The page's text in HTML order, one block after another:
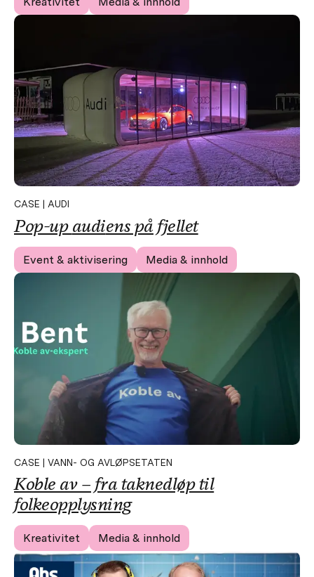
CASE | AUDI
Pop-up audiens på fjellet
Event & aktivisering Media & innhold
CASE | VANN- OG AVLØPSETATEN
Koble av – fra taknedløp til
folkeopplysning
Kreativitet Media & innhold